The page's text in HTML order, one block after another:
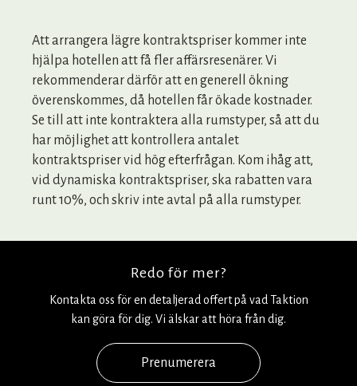
Att arrangera lägre kontraktspriser kommer inte
hjälpa hotellen att få fler affärsresenärer. Vi
rekommenderar därför att en generell ökning
överenskommes, då hotellen får ökade kostnader.
Se till att inte kontraktera alla rumstyper, så att du
har möjlighet att kontrollera antalet
kontraktspriser vid hög efterfrågan. Kom ihåg att,
vid dynamiska kontraktspriser, ska rabatten vara
runt 10%, och skriv inte avtal på alla rumstyper.
Redo för mer?
Kontakta oss för en detaljerad offert på vad Taktion
kan göra för dig. Vi älskar att höra från dig.
Prenumerera